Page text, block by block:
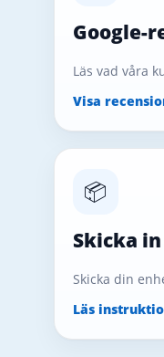
Google-
Läs vad våra
Visa
📦
Skicka
Skicka din
Läs